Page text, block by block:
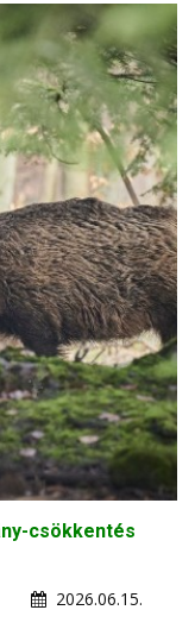
csökkentés
2026.06.15.